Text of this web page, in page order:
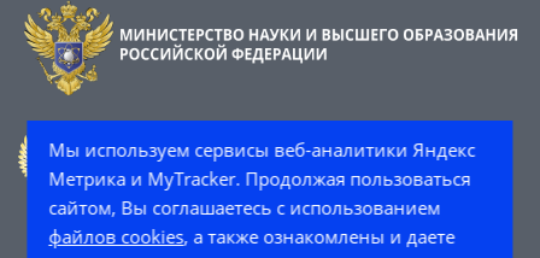
Мы используем сервисы веб-аналитики Яндекс
Метрика и MyTracker. Продолжая пользоваться
сайтом, Вы соглашаетесь с использованием
файлов cookies, а также ознакомлены и даете